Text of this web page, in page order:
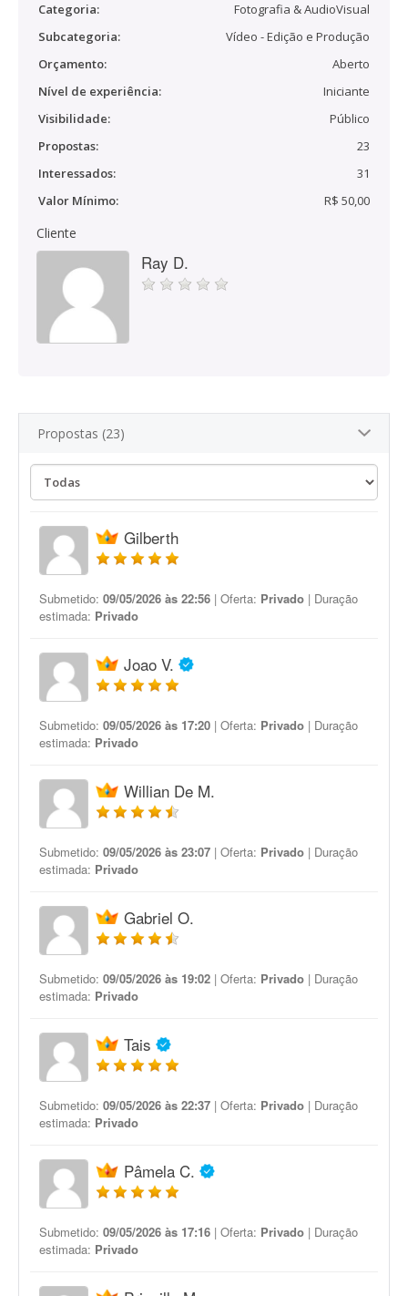
Categoria:
Fotografia & AudioVisual
Subcategoria:
Vídeo - Edição e Produção
Orçamento:
Aberto
Nível de experiência:
Iniciante
Visibilidade:
Público
Propostas:
23
Interessados:
31
Valor Mínimo:
R$ 50,00
Cliente
Ray D.
Propostas (23)
Gilberth
Submetido: 09/05/2026 às 22:56 | Oferta: Privado | Duração
estimada: Privado
Joao V.
Submetido: 09/05/2026 às 17:20 | Oferta: Privado | Duração
estimada: Privado
Willian De M.
Submetido: 09/05/2026 às 23:07 | Oferta: Privado | Duração
estimada: Privado
Gabriel O.
Submetido: 09/05/2026 às 19:02 | Oferta: Privado | Duração
estimada: Privado
Tais
Submetido: 09/05/2026 às 22:37 | Oferta: Privado | Duração
estimada: Privado
Pâmela C.
Submetido: 09/05/2026 às 17:16 | Oferta: Privado | Duração
estimada: Privado